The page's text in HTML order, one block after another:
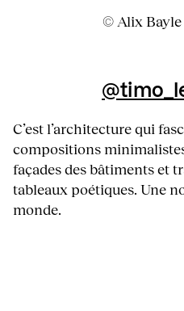
© Alix
C’est l’architecture qui
compositions
façades des bâtiments et
tableaux poétiques. Une
monde.